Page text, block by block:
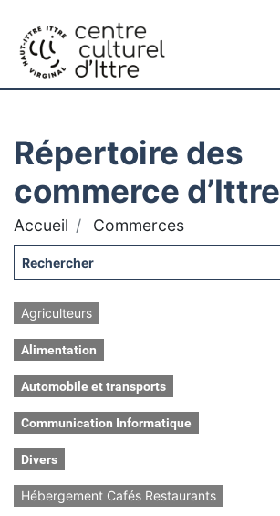
Répertoire des
commerce d’Ittre
Accueil Commerces
Agriculteurs
Alimentation
Automobile et transports
Communication Informatique
Divers
Hébergement Cafés Restaurants